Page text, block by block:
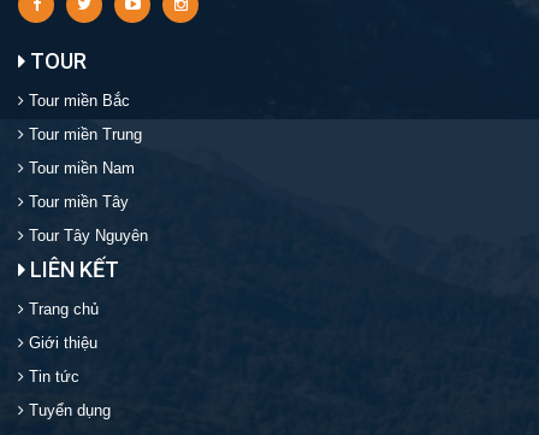
TOUR
Tour miền Bắc
Tour miền Trung
Tour miền Nam
Tour miền Tây
Tour Tây Nguyên
LIÊN KẾT
Trang chủ
Giới thiệu
Tin tức
Tuyển dụng